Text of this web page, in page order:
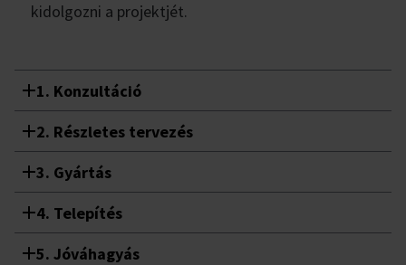
kidolgozni a projektjét.
1. Konzultáció
2. Részletes tervezés
3. Gyártás
4. Telepítés
5. Jóváhagyás